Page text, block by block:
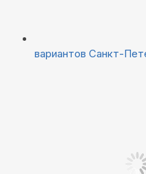
вариантов Санкт-